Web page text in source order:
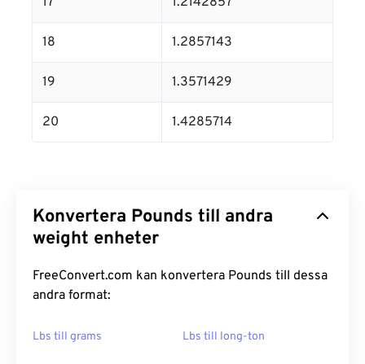
18 1.2857143
19 1.3571429
20 1.4285714
Konvertera Pounds till andra
weight enheter
FreeConvert.com kan konvertera Pounds till dessa
andra format:
Lbs till grams Lbs till long-ton